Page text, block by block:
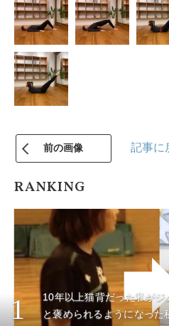
前の画像 記事に
RANKING
1
10年以上猫背だった私が
と褒められるようになった